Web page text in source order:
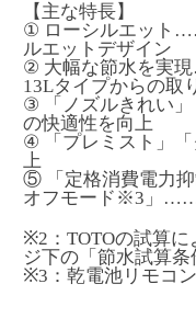
【主な特長】
① ローシルエット
ルエットデザイン
② 大幅な節水を実
13Lタイプからの取
③ 「ノズルきれい
の快適性を向上
④ 「プレミスト」
上
⑤ 「定格消費電力
オフモード※3」……
※2：TOTOの試算
ジ下の「節水試算
※3：乾電池リモコ